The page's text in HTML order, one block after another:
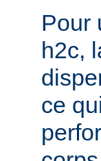
Pour
h2c,
ce